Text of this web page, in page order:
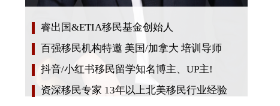
睿出国&ETIA移民基金创始人
百强移民机构特邀 美国/加拿大 培训导师
抖音/小红书移民留学知名博主、UP主!
资深移民专家 13年以上北美移民行业经验